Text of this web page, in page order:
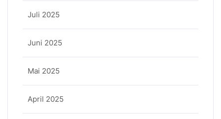
Juli 2025
Juni 2025
Mai 2025
April 2025